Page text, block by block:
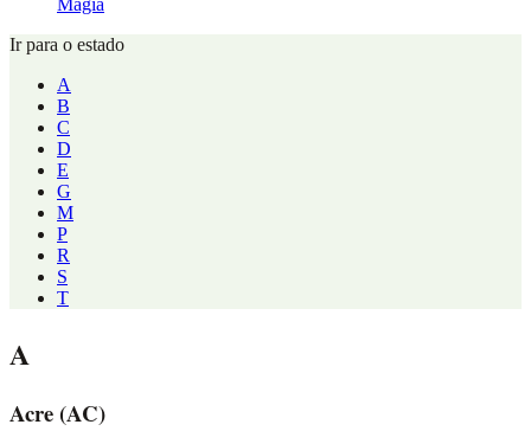
Ir para o estado
A
B
C
D
E
G
M
P
R
S
T
A
Acre (AC)